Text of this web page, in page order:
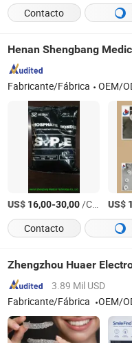
Contacto
Henan Shengbang
Fabricante/Fábrica OEM/
US$ 16,00-30,00/Caja US$
Contacto
Zhengzhou Huaer
3.89 Mil USD
Fabricante/Fábrica
OEM/